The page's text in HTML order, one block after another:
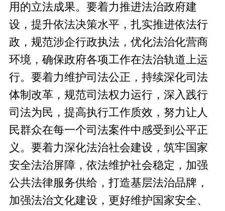
用的立法成果。要着力推进法治政府建
设，提升依法决策水平，扎实推进依法行
政，规范涉企行政执法，优化法治化营商
环境，确保政府各项工作在法治轨道上运
行。要着力维护司法公正，持续深化司法
体制改革，规范司法权力运行，深入践行
司法为民，提高执行工作质效，努力让人
民群众在每一个司法案件中感受到公平正
义。要着力深化法治社会建设，筑牢国家
安全法治屏障，依法维护社会稳定，加强
公共法律服务供给，打造基层法治品牌，
加强法治文化建设，更好维护国家安全、